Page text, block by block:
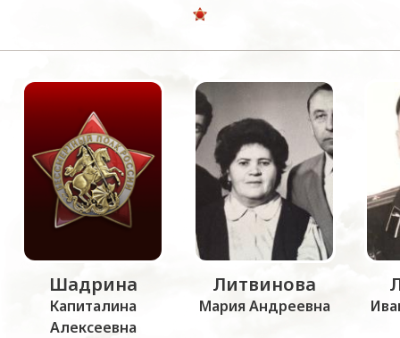
Шадрина
Капиталина
Алексеевна
Литвинова
Мария Андреевна